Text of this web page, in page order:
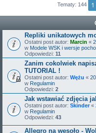
Tematy: 144 1
Repliki unikatowych
Ostatni post autor: Marcin «
w Modele WSK i wersje
Odpowiedzi: 11
Zanim cokolwiek
TUTORIAL !
Ostatni post autor: Wężu «
w Regulamin
Odpowiedzi: 2
Jak wstawiać zdjęcia
Ostatni post autor: Skinder«
w Regulamin
Odpowiedzi: 43
Allegro na wesoło -